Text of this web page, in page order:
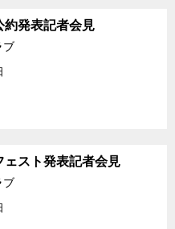
約発表記者会見
ブ
ェスト発表記者会見
ブ